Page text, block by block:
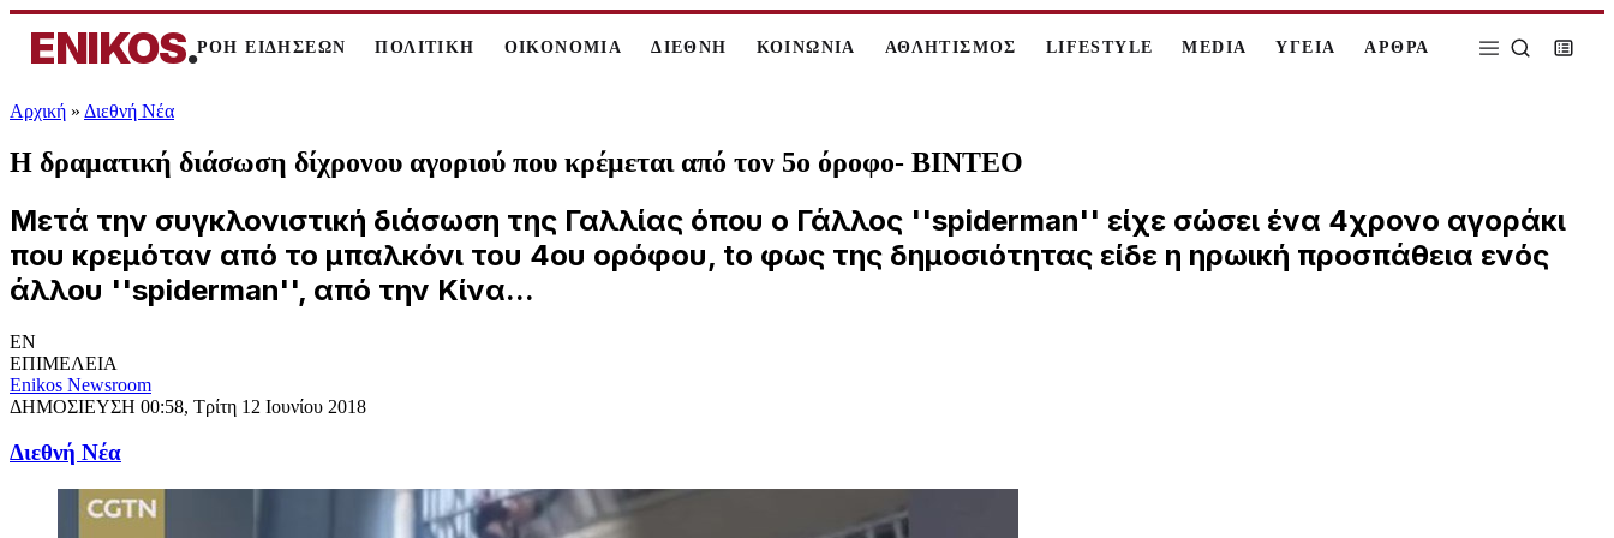
ENIKOS.ΡΟΗ ΕΙΔΗΣΕΩΝ ΠΟΛΙΤΙΚΗ ΟΙΚΟΝΟΜΙΑ ΔΙΕΘΝΗ ΚΟΙΝΩΝΙΑ ΑΘΛΗΤΙΣΜΟΣ LIFESTYLE MEDIA ΥΓΕΙΑ ΑΡΘΡΑ
Αρχική » Διεθνή Νέα
Η δραματική διάσωση δίχρονου αγοριού που κρέμεται από τον 5ο όροφο- ΒΙΝΤΕΟ
Μετά την συγκλονιστική διάσωση της Γαλλίας όπου ο Γάλλος ''spiderman'' είχε σώσει ένα 4χρονο αγοράκι
που κρεμόταν από το μπαλκόνι του 4ου ορόφου, tο φως της δημοσιότητας είδε η ηρωική προσπάθεια ενός
άλλου ''spiderman'', από την Κίνα...
EN
ΕΠΙΜΕΛΕΙΑ
Enikos Newsroom
ΔΗΜΟΣΙΕΥΣΗ 00:58, Τρίτη 12 Ιουνίου 2018
Διεθνή Νέα